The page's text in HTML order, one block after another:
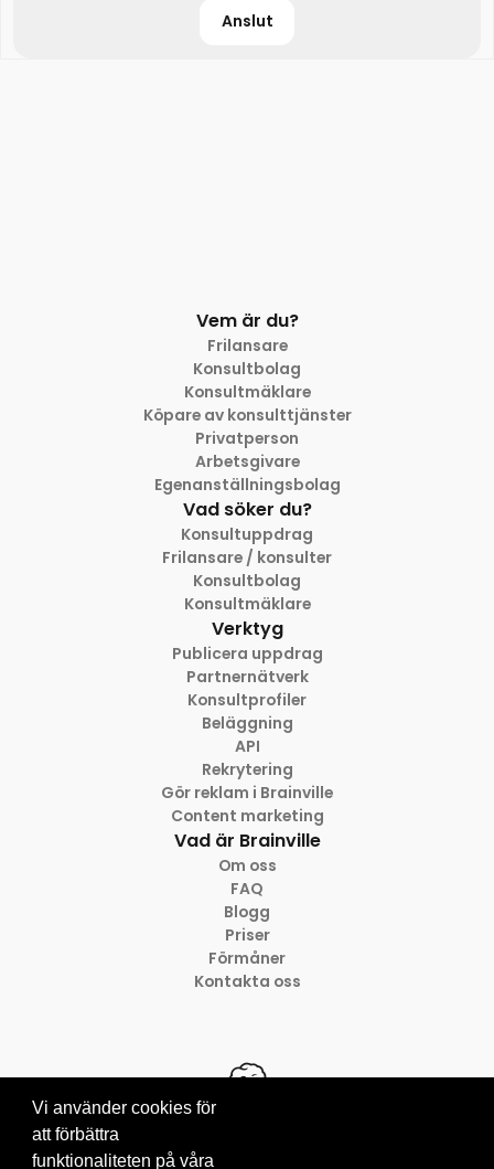
Anslut
Vem är du?
Frilansare
Konsultbolag
Konsultmäklare
Köpare av konsulttjänster
Privatperson
Arbetsgivare
Egenanställningsbolag
Vad söker du?
Konsultuppdrag
Frilansare / konsulter
Konsultbolag
Konsultmäklare
Verktyg
Publicera uppdrag
Partnernätverk
Konsultprofiler
Beläggning
API
Rekrytering
Gör reklam i Brainville
Content marketing
Vad är Brainville
Om oss
FAQ
Blogg
Priser
Förmåner
Kontakta oss
Vi använder cookies för
att förbättra
funktionaliteten på våra